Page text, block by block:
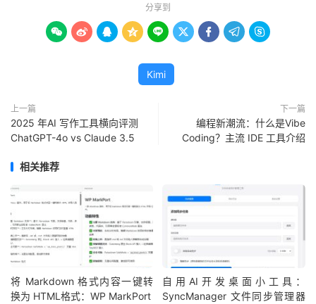
分享到
        
Kimi
上一篇
2025 年AI 写作工具横向评测
ChatGPT-4o vs Claude 3.5
下一篇
编程新潮流：什么是Vibe
Coding？主流 IDE 工具介绍
相关推荐
将 Markdown 格式内容一键转
换为 HTML格式：WP MarkPort
自用AI开发桌面小工具：
SyncManager 文件同步管理器